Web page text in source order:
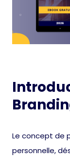
Le concept de
personnelle,